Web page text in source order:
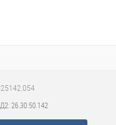
26.30.50.142